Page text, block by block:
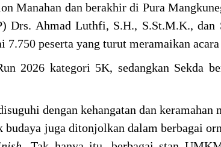
Manahan dan berakhir di Pura
Drs. Ahmad Luthfi, S.H., S.St.M.K., dan
7.750 peserta yang turut meramaikan
2026 kategori 5K, sedangkan Sekda
dengan kehangatan dan keramahan
juga ditonjolkan dalam berbagai